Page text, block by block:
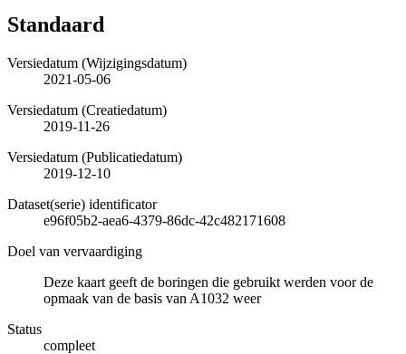
Standaard
Versiedatum (Wijzigingsdatum)
2021-05-06
Versiedatum (Creatiedatum)
2019-11-26
Versiedatum (Publicatiedatum)
2019-12-10
Dataset(serie) identificator
e96f05b2-aea6-4379-86dc-42c482171608
Doel van vervaardiging
Deze kaart geeft de boringen die gebruikt werden voor de
opmaak van de basis van A1032 weer
Status
compleet